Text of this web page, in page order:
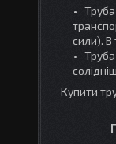
сили). В
Купити